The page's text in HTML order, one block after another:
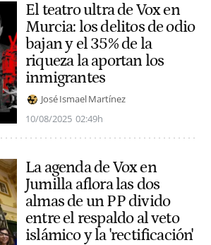
El teatro ultra de Vox en
Murcia: los delitos de odio
bajan y el 35% de la
riqueza la aportan los
inmigrantes
José Ismael Martínez
10/08/2025 02:49h
La agenda de Vox en
Jumilla aflora las dos
almas de un PP divido
entre el respaldo al veto
islámico y la 'rectificación'